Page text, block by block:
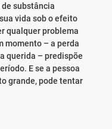
substância
vida sob o efeito
qualquer problema
momento – a perda
querida – predispõe
E se a pessoa
grande, pode tentar